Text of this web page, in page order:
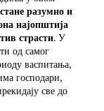
разумно и
најопштија
страсти. У
од самог
васпитања,
господари,
све до